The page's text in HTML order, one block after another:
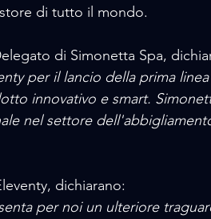
di tutto il mondo.
di Simonetta Spa,
per il lancio della prima
innovativo e smart.
nel settore
dichiarano:
per noi un ulteriore